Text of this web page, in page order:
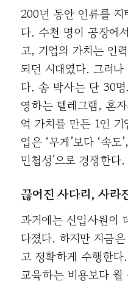
200년 동안 인류를 지
다. 수천 명이 공장에
고, 기업의 가치는 인
되던 시대였다. 그러
다. 송 박사는 단 30
영하는 텔레그램, 혼
억 가치를 만든 1인
업은 ‘무게’보다 ‘속도
민첩성’으로 경쟁한다.
끊어진 사다리, 사라
과거에는 신입사원이
다졌다. 하지만 지금
고 정확하게 수행한
교육하는 비용보다